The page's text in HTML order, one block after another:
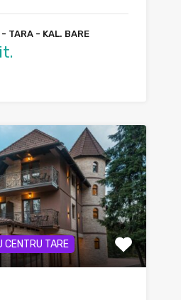
TARA - KAL. BARE
CENTRU TARE